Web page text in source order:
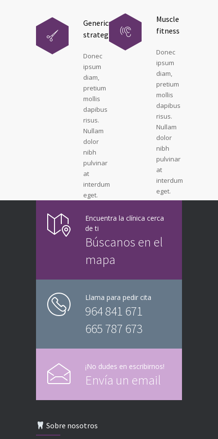
Generics
strategies
Donec
ipsum
diam,
pretium
mollis
dapibus
risus.
Nullam
dolor
nibh
pulvinar
at
interdum
eget.
Muscle
fitness
Donec
ipsum
diam,
pretium
mollis
dapibus
risus.
Nullam
dolor
nibh
pulvinar
at
interdum
eget.
Encuentra la clínica cerca
de ti
Búscanos en el
mapa
Llama para pedir cita
964 841 671
665 787 673
¡No dudes en escribirnos!
Envía un email
Sobre nosotros